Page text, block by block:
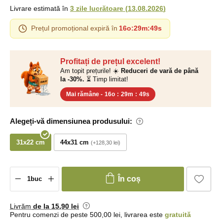
Profitați de prețul excelent!
Am topit prețurile! ☀️ Reduceri de vară de până
la -30%. ⏳ Timp limitat!
Mai rămâne - 16o : 29m : 48s
Alegeți-vă dimensiunea produsului:
31x22 cm 44x31 cm +128,30 lei
Livrare estimată în 3 zile lucrătoare (13.08.2026)
Prețul promoțional expiră în 16o:29m:48s
În coș
Livrăm de la 15,90 lei
Pentru comenzi de peste 500,00 lei, livrarea este gratuită